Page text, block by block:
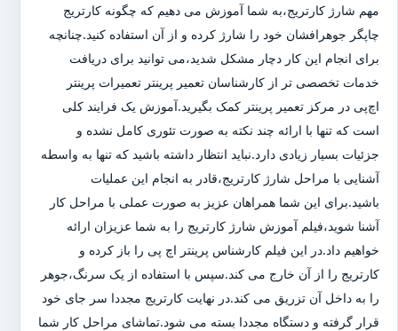
مهم شارژ کارتریج،به شما آموزش می دهیم که چگونه کارتریج
چاپگر جوهرافشان خود را شارژ کرده و از آن استفاده کنید.چنانچه
برای انجام این کار دچار مشکل شدید،می توانید برای دریافت
خدمات تخصصی تر از کارشناسان تعمیر پرینتر تعمیرات پرینتر
اچ‌پی در مرکز تعمیر پرینتر کمک بگیرید.آموزش یک فرایند کلی
است که تنها با ارائه چند نکته به صورت تئوری کامل نشده و
جزئیات بسیار زیادی دارد.نباید انتظار داشته باشید که تنها به واسطه
آشنایی با مراحل شارژ کارتریج،قادر به انجام این عملیات
باشید.برای این شما همراهان عزیز به صورت عملی با مراحل کار
آشنا شوید،فیلم آموزش شارژ کارتریج را به شما عزیزان ارائه
خواهیم داد.در این فیلم کارشناس پرینتر اچ پی را باز کرده و
کارتریج را از آن خارج می کند.سپس با استفاده از یک سرنگ،جوهر
را به داخل آن تزریق می کند.در نهایت کارتریج مجددا سر جای خود
قرار گرفته و دستگاه مجددا بسته می شود.تماشای مراحل کار شما